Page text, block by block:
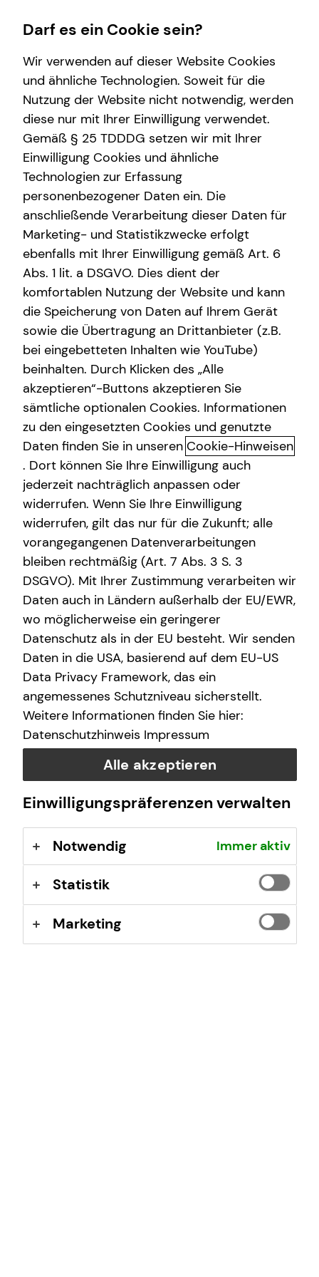
Wissenswertes
Über tecis
Philipp Nauheimer
Philipp Nauheimer
Sales Manager
in Stuttgart und Umgebung
Das ist tecis
Wir sind tecis, die Finanzberatung deiner Generation –
und begleiten dich auf deinem Weg in eine finanziell
selbstbestimmte Zukunft.
Mehr erfahren
Darf es ein Cookie sein?
Wir verwenden auf dieser Website Cookies
und ähnliche Technologien. Soweit für die
Nutzung der Website nicht notwendig, werden
diese nur mit Ihrer Einwilligung verwendet.
Gemäß § 25 TDDDG setzen wir mit Ihrer
Einwilligung Cookies und ähnliche
Technologien zur Erfassung
personenbezogener Daten ein. Die
anschließende Verarbeitung dieser Daten für
Marketing- und Statistikzwecke erfolgt
ebenfalls mit Ihrer Einwilligung gemäß Art. 6
Abs. 1 lit. a DSGVO. Dies dient der
komfortablen Nutzung der Website und kann
die Speicherung von Daten auf Ihrem Gerät
sowie die Übertragung an Drittanbieter (z.B.
bei eingebetteten Inhalten wie YouTube)
beinhalten. Durch Klicken des „Alle
akzeptieren“-Buttons akzeptieren Sie
sämtliche optionalen Cookies. Informationen
zu den eingesetzten Cookies und genutzte
Daten finden Sie in unseren Cookie-Hinweisen
. Dort können Sie Ihre Einwilligung auch
jederzeit nachträglich anpassen oder
widerrufen. Wenn Sie Ihre Einwilligung
widerrufen, gilt das nur für die Zukunft; alle
vorangegangenen Datenverarbeitungen
bleiben rechtmäßig (Art. 7 Abs. 3 S. 3
DSGVO). Mit Ihrer Zustimmung verarbeiten wir
Daten auch in Ländern außerhalb der EU/EWR,
wo möglicherweise ein geringerer
Datenschutz als in der EU besteht. Wir senden
Daten in die USA, basierend auf dem EU-US
Data Privacy Framework, das ein
angemessenes Schutzniveau sicherstellt.
Weitere Informationen finden Sie hier:
Datenschutzhinweis Impressum
Alle akzeptieren
Einwilligungspräferenzen verwalten
Notwendig Immer aktiv
Statistik
Marketing